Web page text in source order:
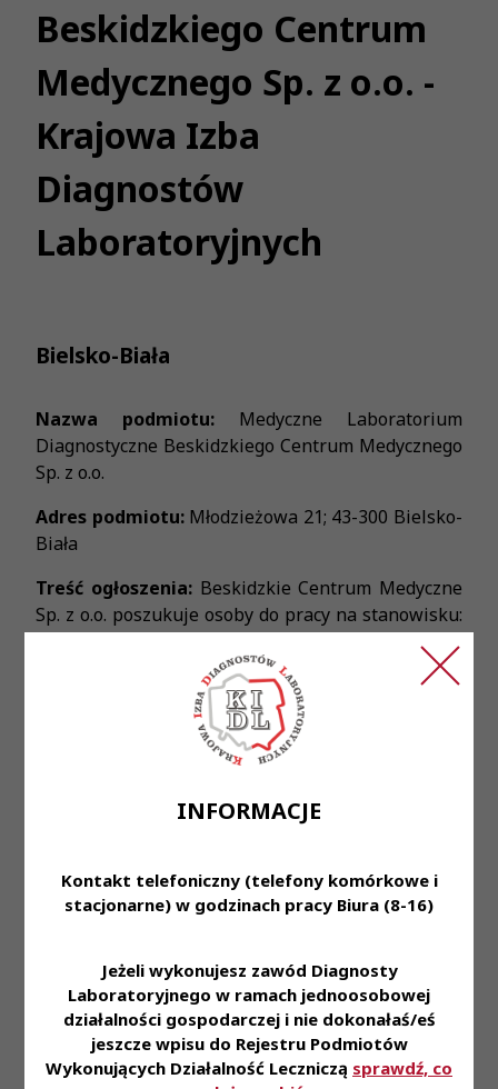
INFORMACJE
Kontakt telefoniczny (telefony komórkowe i
stacjonarne) w godzinach pracy Biura (8-16)
Jeżeli wykonujesz zawód Diagnosty
Laboratoryjnego w ramach jednoosobowej
działalności gospodarczej i nie dokonałaś/eś
jeszcze wpisu do Rejestru Podmiotów
Wykonujących Działalność Leczniczą sprawdź, co
Beskidzkiego Centrum
Medycznego Sp. z o.o. -
Krajowa Izba
Diagnostów
Laboratoryjnych
Bielsko-Biała
Nazwa podmiotu: Medyczne Laboratorium
Diagnostyczne Beskidzkiego Centrum Medycznego
Sp. z o.o.
Adres podmiotu:Młodzieżowa 21; 43-300 Bielsko-
Biała
Treść ogłoszenia: Beskidzkie Centrum Medyczne
Sp. z o.o. poszukuje osoby do pracy na stanowisku:
Miejsce pracy: Medyczne Laboratorium
Diagnostyczne, ul. Młodzieżowa 21 ; 34-300
• Wykształcenie wyższe kierunkowe;
Oferty zawierające CV oraz kopie dokumentów
zawodowej prosimy kierować na adres: Medyczne
Laboratorium Diagnostyczne , ul. Młodzieżowa 21 ,
43-300 Bielsko - Biała lub mailem na adres
jwiszniewska@bcm.bielsko.pl z informacją w
temacie „Diagnosta Laboratoryjny”.